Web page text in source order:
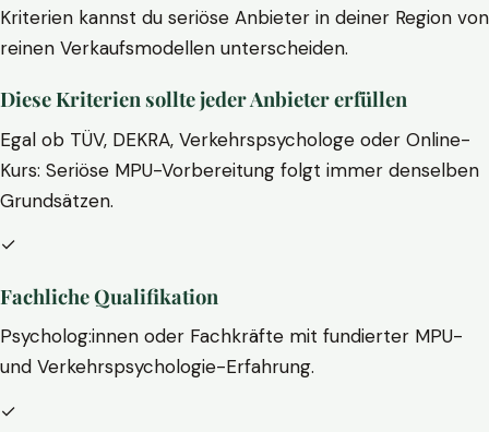
Kriterien kannst du seriöse Anbieter in deiner Region von
reinen Verkaufsmodellen unterscheiden.
Diese Kriterien sollte jeder Anbieter erfüllen
Egal ob TÜV, DEKRA, Verkehrspsychologe oder Online-
Kurs: Seriöse MPU-Vorbereitung folgt immer denselben
Grundsätzen.
✓
Fachliche Qualifikation
Psycholog:innen oder Fachkräfte mit fundierter MPU-
und Verkehrspsychologie-Erfahrung.
✓